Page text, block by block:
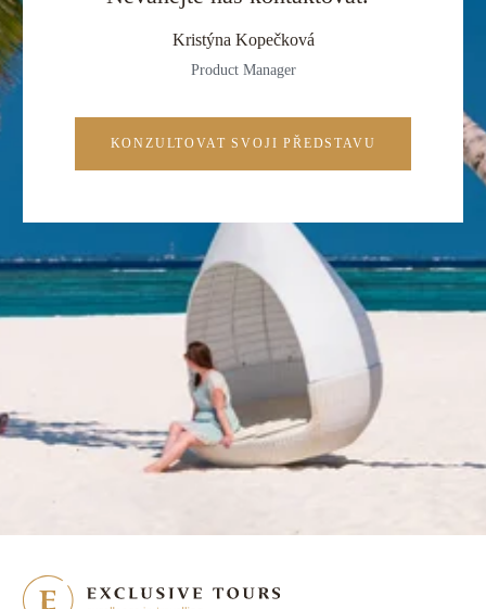
Kristýna Kopečková
Product Manager
KONZULTOVAT SVOJI PŘEDSTAVU